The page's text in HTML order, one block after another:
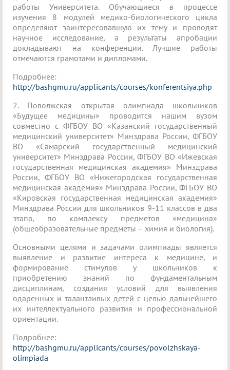
работы Университета. Обучающиеся в процессе
изучения 8 модулей медико-биологического цикла
определяют заинтересовавшую их тему и проводят
научное исследование, а результаты апробации
докладывают на конференции. Лучшие работы
отмечаются грамотами и дипломами.
Подробнее:
http://bashgmu.ru/applicants/courses/konferentsiya.php
2. Поволжская открытая олимпиада школьников
«Будущее медицины» проводится нашим вузом
совместно с ФГБОУ ВО «Казанский государственный
медицинский университет» Минздрава России, ФГБОУ
ВО «Самарский государственный медицинский
университет» Минздрава России, ФГБОУ ВО «Ижевская
государственная медицинская академия» Минздрава
России, ФГБОУ ВО «Нижегородская государственная
медицинская академия» Минздрава России, ФГБОУ ВО
«Кировская государственная медицинская академия»
Минздрава России для школьников 9-11 классов в два
этапа, по комплексу предметов «медицина»
(общеобразовательные предметы – химия и биология).
Основными целями и задачами олимпиады является
выявление и развитие интереса к медицине, и
формирование стимулов у школьников к
приобретению знаний по фундаментальным
дисциплинам, создания условий для выявления
одаренных и талантливых детей с целью дальнейшего
их интеллектуального развития и профессиональной
ориентации.
Подробнее:
http://bashgmu.ru/applicants/courses/povolzhskaya-
olimpiada